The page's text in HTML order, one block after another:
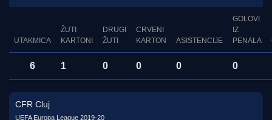
UTAKMICA
ŽUTI
KARTONI
DRUGI
ŽUTI
CRVENI
KARTON
ASISTENCIJE
GOLOVI
IZ
PENALA
6 1 0 0 0 0
CFR Cluj
UEFA Europa League 2019-20